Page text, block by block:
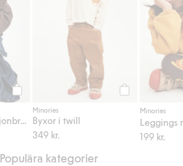
Köp
Minories
Byxor i twill
349 kr.
Minories
199 kr.
Populära kategorier